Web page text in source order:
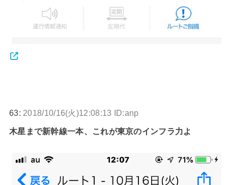
63: 2018/10/16(火)12:08:13 ID:anp
木星まで新幹線一本、これが東京のインフラ力よ